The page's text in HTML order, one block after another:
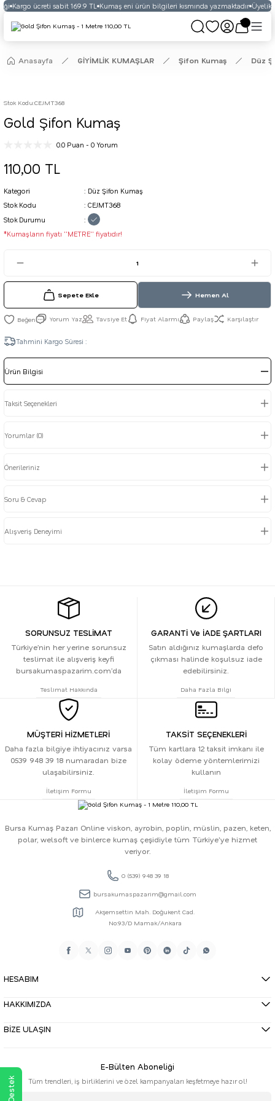
Kargo ücreti sabit 169.9 TL Kumaş eni ürün bilgileri kısmında yazmaktadır Üyelikli
Anasayfa GİYİMLİK KUMAŞLAR Şifon Kumaş Düz
Stok Kodu:CEJMT368
Gold Şifon Kumaş
0.0 Puan - 0 Yorum
110,00 TL
Kategori
Düz Şifon Kumaş
Stok Kodu
CEJMT368
Stok Durumu
*Kumaşların fiyatı ''METRE'' fiyatıdır!
Sepete Ekle Hemen Al
Yorum Yaz Tavsiye Et Fiyat Alarmı Paylaş Karşılaştır
Tahmini Kargo Süresi :
Ürün Bilgisi
Taksit Seçenekleri
Yorumlar (0)
Önerileriniz
Soru & Cevap
Alışveriş Deneyimi
SORUNSUZ TESLİMAT
Türkiye’nin her yerine sorunsuz
teslimat ile alışveriş keyfi
bursakumaspazarim.com’da
Teslimat Hakkında
GARANTİ Ve İADE ŞARTLARI
Satın aldığınız kumaşlarda defo
çıkması halinde koşulsuz iade
edebilirsiniz.
Daha Fazla Bilgi
MÜŞTERİ HİZMETLERİ
Daha fazla bilgiye ihtiyacınız varsa
0539 948 39 18 numaradan bize
ulaşabilirsiniz.
İletişim Formu
TAKSİT SEÇENEKLERİ
Tüm kartlara 12 taksit imkanı ile
kolay ödeme yöntemlerimizi
kullanın
İletişim Formu
Bursa Kumaş Pazarı Online viskon, ayrobin, poplin, müslin, pazen, keten,
polar, welsoft ve binlerce kumaş çeşidiyle tüm Türkiye'ye hizmet
veriyor.
0 (539) 948 39 18
bursakumaspazarim@gmail.com
Akşemsettin Mah. Doğukent Cad.
No:93/D Mamak/Ankara
HESABIM
HAKKIMIZDA
BİZE ULAŞIN
E-Bülten Aboneliği
Tüm trendleri, iş birliklerini ve özel kampanyaları keşfetmeye hazır ol!